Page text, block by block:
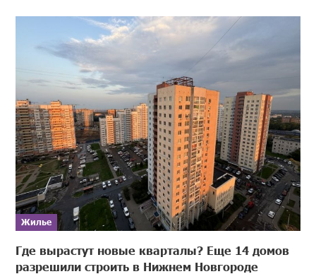
Жилье
Где вырастут новые кварталы? Еще 14 домов
разрешили строить в Нижнем Новгороде